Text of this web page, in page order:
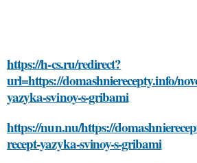
https://h-cs.ru/redirect?
url=https://domashnierecepty.info/
yazyka-svinoy-s-gribami
https://nun.nu/https://
recept-yazyka-svinoy-s-gribami